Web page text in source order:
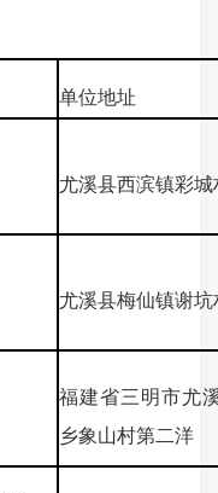
单位地址
尤溪县西滨镇彩城
尤溪县梅仙镇谢坑
福建省三明市尤
乡象山村第二洋